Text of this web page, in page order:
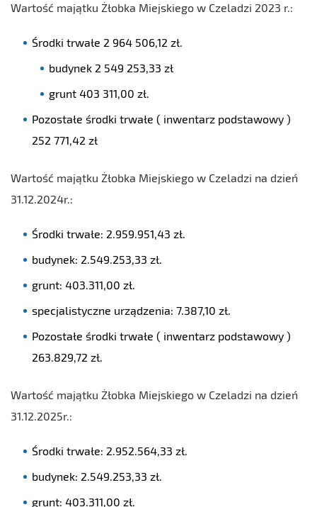
Wartość majątku Żłobka Miejskiego w Czeladzi 2023 r.:
Środki trwałe 2 964 506,12 zł.
budynek 2 549 253,33 zł
grunt 403 311,00 zł.
Pozostałe środki trwałe ( inwentarz podstawowy )
252 771,42 zł
Wartość majątku Żłobka Miejskiego w Czeladzi na dzień
31.12.2024r.:
Środki trwałe: 2.959.951,43 zł.
budynek: 2.549.253,33 zł.
grunt: 403.311,00 zł.
specjalistyczne urządzenia: 7.387,10 zł.
Pozostałe środki trwałe ( inwentarz podstawowy )
263.829,72 zł.
Wartość majątku Żłobka Miejskiego w Czeladzi na dzień
31.12.2025r.:
Środki trwałe: 2.952.564,33 zł.
budynek: 2.549.253,33 zł.
grunt: 403.311,00 zł.